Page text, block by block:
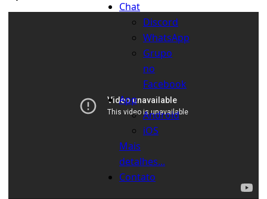
Chat
Discord
WhatsApp
Grupo
no
Facebook
App
Android
iOS
Mais
detalhes...
Contato